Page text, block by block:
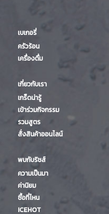
เบเกอรี่
ครัวร้อน
เครื่องดื่ม
เกี่ยวกับเรา
เกร็ดน่ารู้
เข้าร่วมกิจกรรม
รวมสูตร
สั่งสินค้าออนไลน์
พบกับริชส์
ความเป็นมา
ค่านิยม
ซื้อที่ไหน
ICEHOT